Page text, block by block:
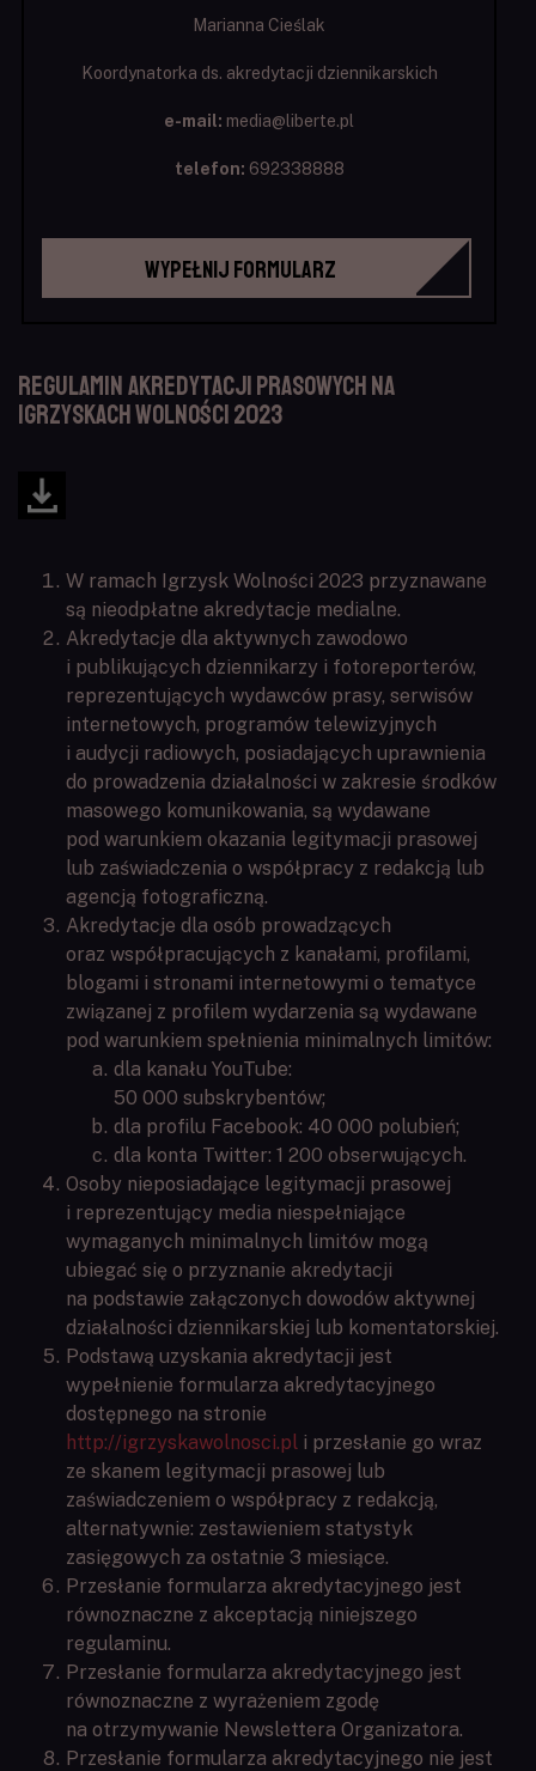
Marianna Cieślak
Koordynatorka ds. akredytacji dziennikarskich
e-mail: media@liberte.pl
telefon: 692338888
Wypełnij formularz
Regulamin akredytacji prasowych na
Igrzyskach Wolności 2023
W ramach Igrzysk Wolności 2023 przyznawane
są nieodpłatne akredytacje medialne.
Akredytacje dla aktywnych zawodowo
i publikujących dziennikarzy i fotoreporterów,
reprezentujących wydawców prasy, serwisów
internetowych, programów telewizyjnych
i audycji radiowych, posiadających uprawnienia
do prowadzenia działalności w zakresie środków
masowego komunikowania, są wydawane
pod warunkiem okazania legitymacji prasowej
lub zaświadczenia o współpracy z redakcją lub
agencją fotograficzną.
Akredytacje dla osób prowadzących
oraz współpracujących z kanałami, profilami,
blogami i stronami internetowymi o tematyce
związanej z profilem wydarzenia są wydawane
pod warunkiem spełnienia minimalnych limitów:
dla kanału YouTube:
50 000 subskrybentów;
dla profilu Facebook: 40 000 polubień;
dla konta Twitter: 1 200 obserwujących.
Osoby nieposiadające legitymacji prasowej
i reprezentujący media niespełniające
wymaganych minimalnych limitów mogą
ubiegać się o przyznanie akredytacji
na podstawie załączonych dowodów aktywnej
działalności dziennikarskiej lub komentatorskiej.
Podstawą uzyskania akredytacji jest
wypełnienie formularza akredytacyjnego
dostępnego na stronie
http://igrzyskawolnosci.pl i przesłanie go wraz
ze skanem legitymacji prasowej lub
zaświadczeniem o współpracy z redakcją,
alternatywnie: zestawieniem statystyk
zasięgowych za ostatnie 3 miesiące.
Przesłanie formularza akredytacyjnego jest
równoznaczne z akceptacją niniejszego
regulaminu.
Przesłanie formularza akredytacyjnego jest
równoznaczne z wyrażeniem zgodę
na otrzymywanie Newslettera Organizatora.
Przesłanie formularza akredytacyjnego nie jest